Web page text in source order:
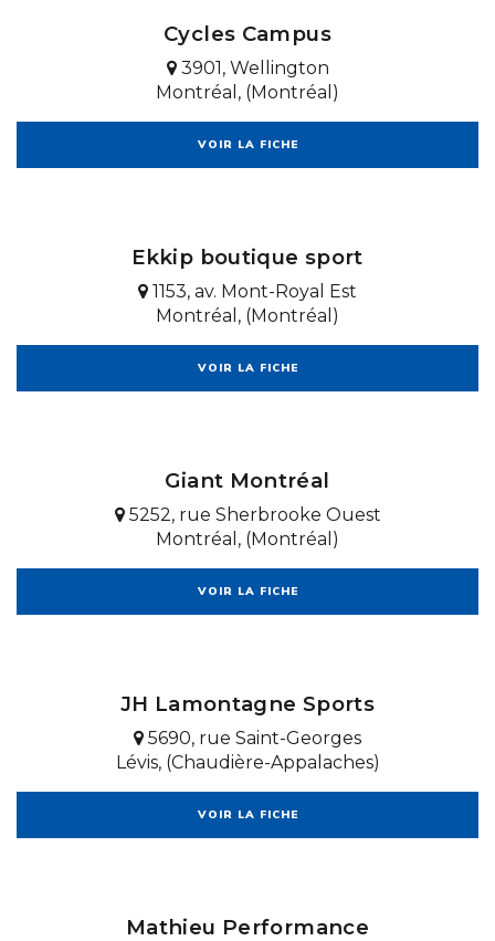
Cycles Campus
3901, Wellington
Montréal, (Montréal)
VOIR LA FICHE
Ekkip boutique sport
1153, av. Mont-Royal Est
Montréal, (Montréal)
VOIR LA FICHE
Giant Montréal
5252, rue Sherbrooke Ouest
Montréal, (Montréal)
VOIR LA FICHE
JH Lamontagne Sports
5690, rue Saint-Georges
Lévis, (Chaudière-Appalaches)
VOIR LA FICHE
Mathieu Performance